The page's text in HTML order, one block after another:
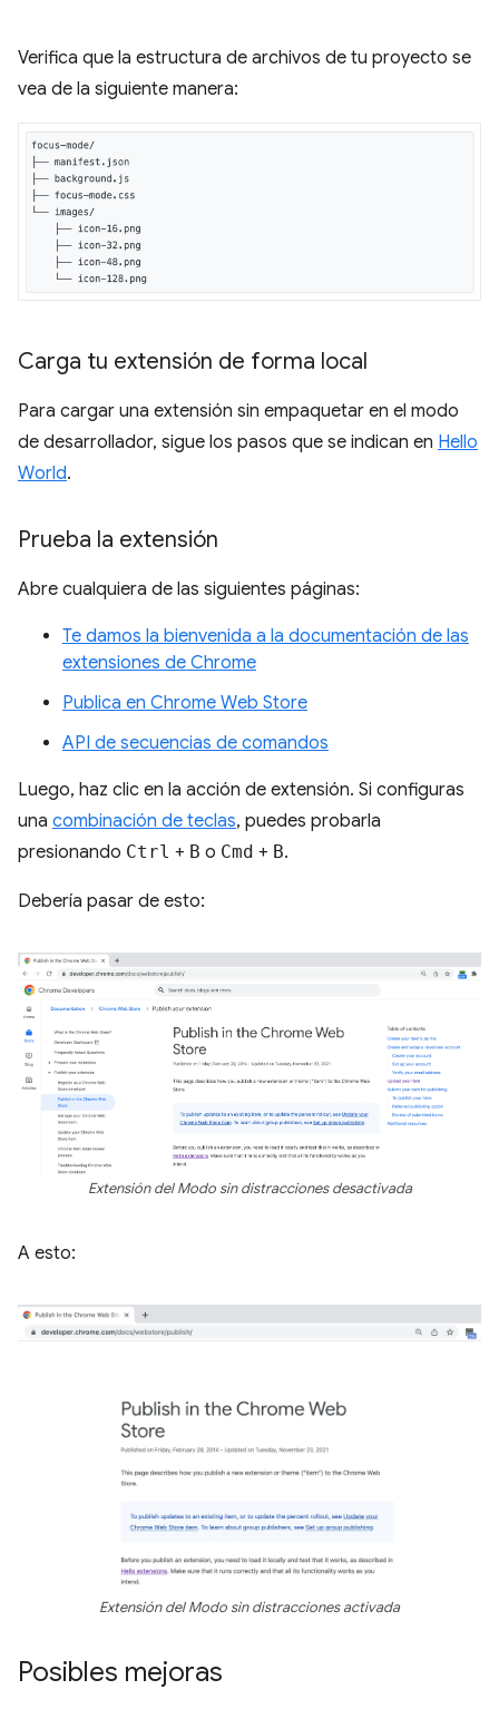
Verifica que la estructura de archivos de tu proyecto se
vea de la siguiente manera:
Carga tu extensión de forma local
Para cargar una extensión sin empaquetar en el modo
de desarrollador, sigue los pasos que se indican en Hello
World.
Prueba la extensión
Abre cualquiera de las siguientes páginas:
Te damos la bienvenida a la documentación de las
extensiones de Chrome
Publica en Chrome Web Store
API de secuencias de comandos
Luego, haz clic en la acción de extensión. Si configuras
una combinación de teclas, puedes probarla
presionando Ctrl + B o Cmd + B.
Debería pasar de esto:
Extensión del Modo sin distracciones desactivada
A esto:
Extensión del Modo sin distracciones activada
Posibles mejoras